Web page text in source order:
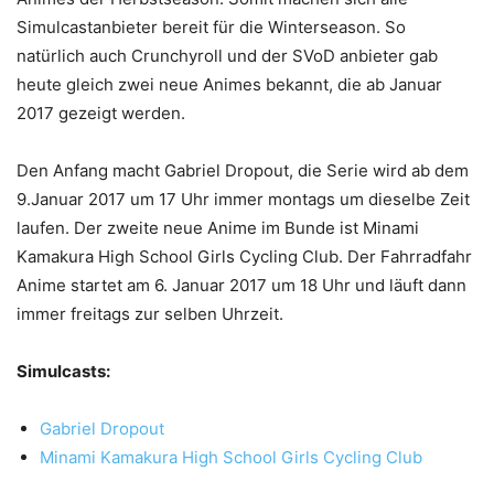
Simulcastanbieter bereit für die Winterseason. So
natürlich auch Crunchyroll und der SVoD anbieter gab
heute gleich zwei neue Animes bekannt, die ab Januar
2017 gezeigt werden.
Den Anfang macht Gabriel Dropout, die Serie wird ab dem
9.Januar 2017 um 17 Uhr immer montags um dieselbe Zeit
laufen. Der zweite neue Anime im Bunde ist Minami
Kamakura High School Girls Cycling Club. Der Fahrradfahr
Anime startet am 6. Januar 2017 um 18 Uhr und läuft dann
immer freitags zur selben Uhrzeit.
Simulcasts:
Gabriel Dropout
Minami Kamakura High School Girls Cycling Club